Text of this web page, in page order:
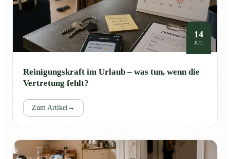
14
JUL
Reinigungskraft im Urlaub – was tun, wenn die
Vertretung fehlt?
Zum Artikel →